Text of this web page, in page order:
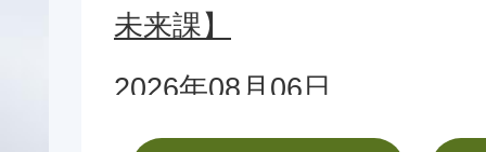
未来課】
2026年08月06日
ハローワークについて(令